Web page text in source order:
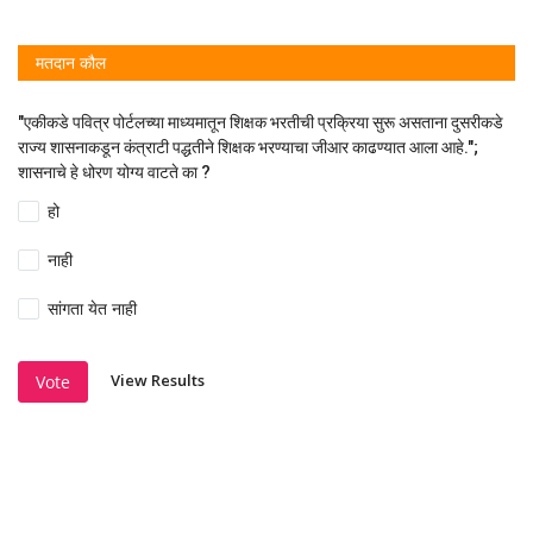
मतदान कौल
"एकीकडे पवित्र पोर्टलच्या माध्यमातून शिक्षक भरतीची प्रक्रिया सुरू असताना दुसरीकडे
राज्य शासनाकडून कंत्राटी पद्धतीने शिक्षक भरण्याचा जीआर काढण्यात आला आहे.";
शासनाचे हे धोरण योग्य वाटते का ?
हो
नाही
सांगता येत नाही
Vote View Results